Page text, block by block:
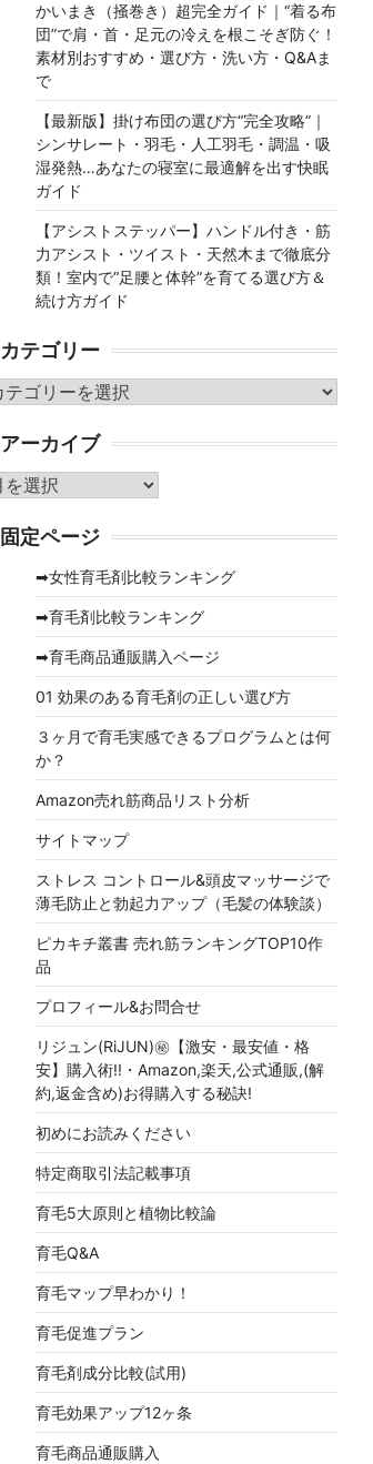
かいまき（掻巻き）超完全ガイド｜“着る布
団”で肩・首・足元の冷えを根こそぎ防ぐ！
素材別おすすめ・選び方・洗い方・Q&Aま
で
【最新版】掛け布団の選び方“完全攻略”｜
シンサレート・羽毛・人工羽毛・調温・吸
湿発熱…あなたの寝室に最適解を出す快眠
ガイド
【アシストステッパー】ハンドル付き・筋
力アシスト・ツイスト・天然木まで徹底分
類！室内で“足腰と体幹”を育てる選び方＆
続け方ガイド
カテゴリー
アーカイブ
固定ページ
➡女性育毛剤比較ランキング
➡育毛剤比較ランキング
➡育毛商品通販購入ページ
01 効果のある育毛剤の正しい選び方
３ヶ月で育毛実感できるプログラムとは何
か？
Amazon売れ筋商品リスト分析
サイトマップ
ストレス コントロール&頭皮マッサージで
薄毛防止と勃起力アップ（毛髪の体験談）
ピカキチ叢書 売れ筋ランキングTOP10作
品
プロフィール&お問合せ
リジュン(RiJUN)㊙【激安・最安値・格
安】購入術!!・Amazon,楽天,公式通販,(解
約,返金含め)お得購入する秘訣!
初めにお読みください
特定商取引法記載事項
育毛5大原則と植物比較論
育毛Q&A
育毛マップ早わかり！
育毛促進プラン
育毛剤成分比較(試用)
育毛効果アップ12ヶ条
育毛商品通販購入